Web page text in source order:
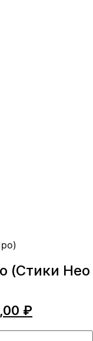
(Стики Нео
₽
880,00 ₽.